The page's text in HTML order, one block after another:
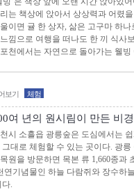
는 책상에 앉아서 상상력과 어렸
이면 귤 한 상자, 삶은 고구마 하
낌으로 여행을 떠나도 한 끼 식사
천에서는 자연으로 돌아가는 웰
보기 체험
여 년의 원시림이 만든 비
시 소흘읍 광릉숲은 도심에서는
그대로 체험할 수 있는 곳이다. 광
원을 방문하면 목본 류 1,660종과
기념물인 하늘 다람쥐와 장수하
.